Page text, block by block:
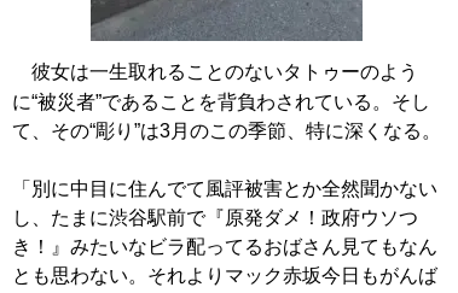
彼女は一生取れることのないタトゥーのよう
に“被災者”であることを背負わされている。そし
て、その“彫り”は3月のこの季節、特に深くなる。
「別に中目に住んでて風評被害とか全然聞かない
し、たまに渋谷駅前で『原発ダメ！政府ウソつ
き！』みたいなビラ配ってるおばさん見てもなん
とも思わない。それよりマック赤坂今日もがんば